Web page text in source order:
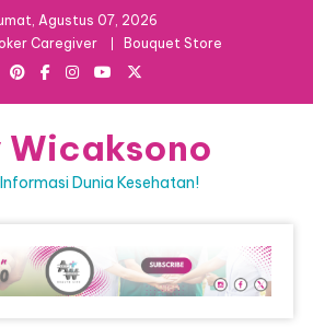
Agustus 07, 2026
Caregiver Bouquet Store
Dunia Kesehatan!